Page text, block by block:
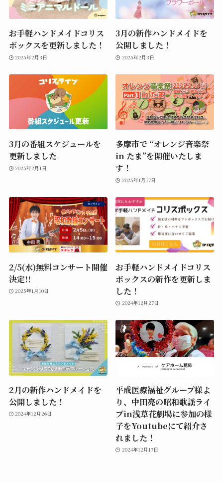
お手軽ハンドメイドコリス
ボックスを更新しました！
2025年2月3日
3月の新作ハンドメイドを
公開しました！
2025年2月3日
3月の番組スケジュールを
更新しました
2025年2月1日
多摩市で “オレンジ音楽祭
in たま”を開催いたしま
す！
2025年1月17日
2/5(水)無料コンサート開催
決定!!
2025年1月10日
お手軽ハンドメイドコリス
ボックスの新作を更新しま
した！
2024年12月27日
2月の新作ハンドメイドを
公開しました！
2024年12月26日
平成医療福祉グループ様よ
り、中田亮の昭和歌謡ライ
ブin浅草花劇場に参加の様
子をYoutubeにて紹介さ
れました！
2024年12月17日